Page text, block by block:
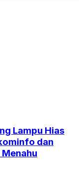
Lampu Hias
dan